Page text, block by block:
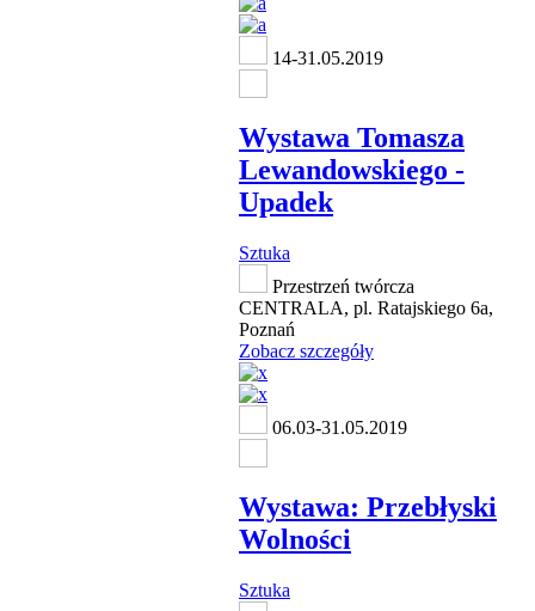
14-31.05.2019
Wystawa Tomasza
Lewandowskiego -
Upadek
Sztuka
Przestrzeń twórcza
CENTRALA, pl. Ratajskiego 6a,
Poznań
Zobacz szczegóły
06.03-31.05.2019
Wystawa: Przebłyski
Wolności
Sztuka